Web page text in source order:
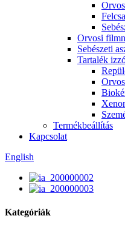
Orvosi
Sebészeti
Tartalék
Termékbeállítás
Kapcsolat
English
Kategóriák